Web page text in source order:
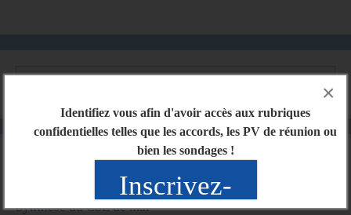
Identifiez vous afin d'avoir accès aux rubriques
confidentielles telles que les accords, les PV de réunion ou
bien les sondages !
Inscrivez-
×
Articles récents
Synthèse du CSE de mai